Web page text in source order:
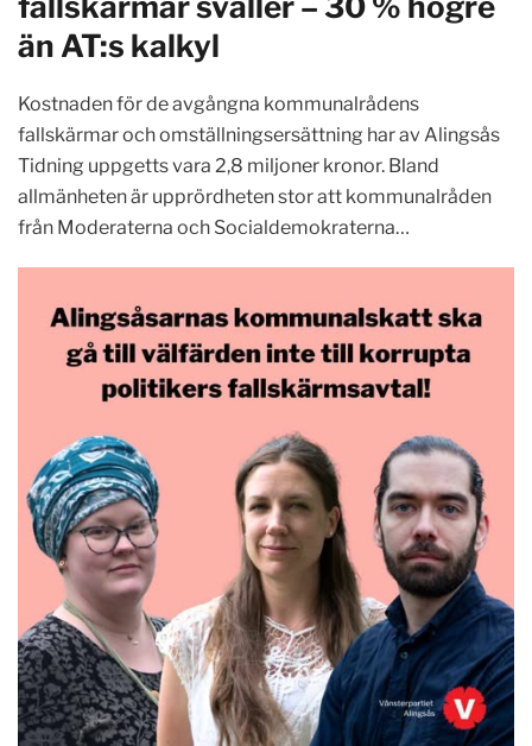
än AT:s kalkyl
Kostnaden för de avgångna kommunalrådens
fallskärmar och omställningsersättning har av Alingsås
Tidning uppgetts vara 2,8 miljoner kronor. Bland
allmänheten är upprördheten stor att kommunalråden
från Moderaterna och Socialdemokraterna…